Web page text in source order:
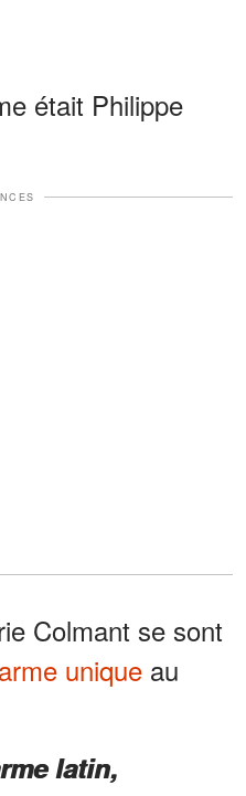
était Philippe
Colmant se sont
unique au
latin,